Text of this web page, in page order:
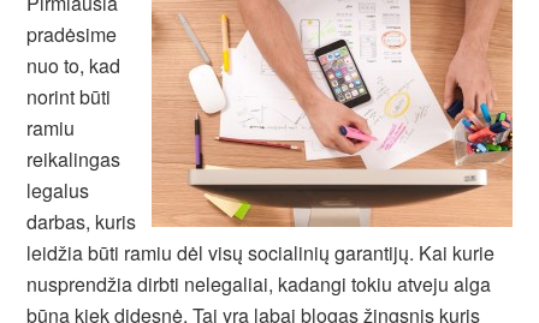
pradėsime
nuo to, kad
norint būti
ramiu
reikalingas
legalus
darbas, kuris
leidžia būti ramiu dėl visų socialinių garantijų. Kai kurie
nusprendžia dirbti nelegaliai, kadangi tokiu atveju alga
būna kiek didesnė. Tai yra labai blogas žingsnis kuris